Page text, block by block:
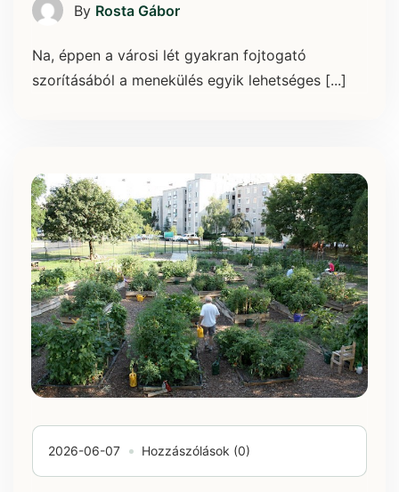
By Rosta Gábor
Na, éppen a városi lét gyakran fojtogató
szorításából a menekülés egyik lehetséges [...]
2026-06-07 Hozzászólások (0)